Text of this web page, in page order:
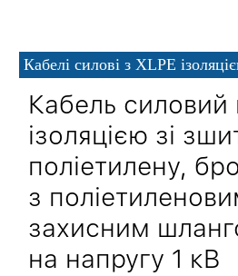
Кабелі силові з XLPE
Кабель силовий
ізоляцією зі
поліетилену,
з
захисним
на напругу 1 кВ